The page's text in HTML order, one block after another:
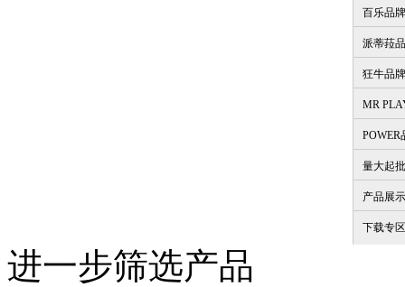
百乐品牌
派蒂菈
狂牛品牌
MR
POWER
量大起批
产品展
下载专区
进一步筛选产品